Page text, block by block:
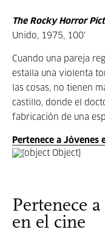
The Rocky Horror
Unido, 1975, 100'
Cuando una pareja
estalla una violenta
las cosas, no tienen
castillo, donde el
fabricación de una
Pertenece a Jóvenes
Pertenece
en el cine